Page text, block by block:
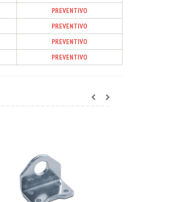
PREVENTIVO
PREVENTIVO
PREVENTIVO
PREVENTIVO